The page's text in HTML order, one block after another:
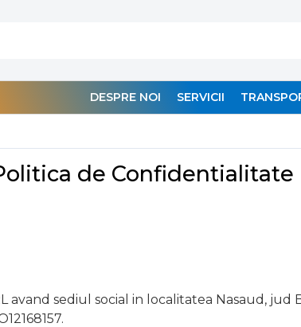
DESPRE NOI SERVICII
de Confidentialitate
avand sediul social in localitatea Nasaud, jud